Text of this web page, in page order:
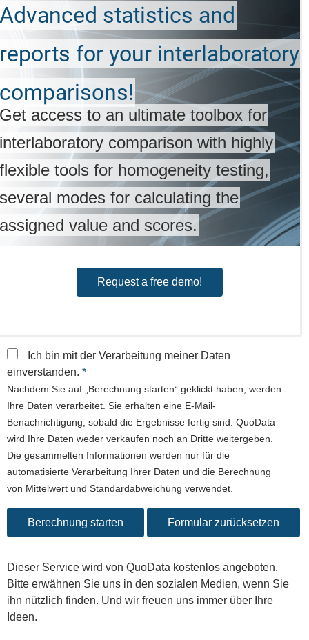
statistics and
for your interlaboratory
access to an ultimate toolbox for
comparison with highly
tools for homogeneity testing,
modes for calculating the
value and scores.
Request a free demo!
Streamline your EQA processes,
automate workflows, seamless
and evaluate the data entry —
all in one powerful tool.
Request a free demo today!
data science to decision science
how QuoData helps you achieve
goals through its artificial
and machine learning
services.
Contact today!
Enhance your lab's proficiency and
compliance!
Join our webinar onISO 17043
ISO 5725, and ISO 13528 standards.
Register now!
Ich bin mit der Verarbeitung meiner Daten
einverstanden.
Nachdem Sie auf „Berechnung starten“ geklickt haben, werden
Ihre Daten verarbeitet. Sie erhalten eine E-Mail-
Benachrichtigung, sobald die Ergebnisse fertig sind. QuoData
wird Ihre Daten weder verkaufen noch an Dritte weitergeben.
Die gesammelten Informationen werden nur für die
automatisierte Verarbeitung Ihrer Daten und die Berechnung
von Mittelwert und Standardabweichung verwendet.
Dieser Service wird von QuoData kostenlos angeboten.
Bitte erwähnen Sie uns in den sozialen Medien, wenn Sie
ihn nützlich finden. Und wir freuen uns immer über Ihre
Ideen.